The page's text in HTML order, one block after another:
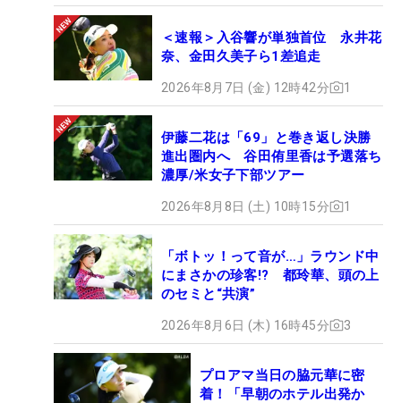
＜速報＞入谷響が単独首位 永井花
奈、金田久美子ら1差追走
2026年8月7日 (金) 12時42分 1
伊藤二花は「69」と巻き返し決勝
進出圏内へ 谷田侑里香は予選落ち
濃厚/米女子下部ツアー
2026年8月8日 (土) 10時15分 1
「ボトッ！って音が…」ラウンド中
にまさかの珍客!? 都玲華、頭の上
のセミと“共演”
2026年8月6日 (木) 16時45分 3
プロアマ当日の脇元華に密
着！「早朝のホテル出発か